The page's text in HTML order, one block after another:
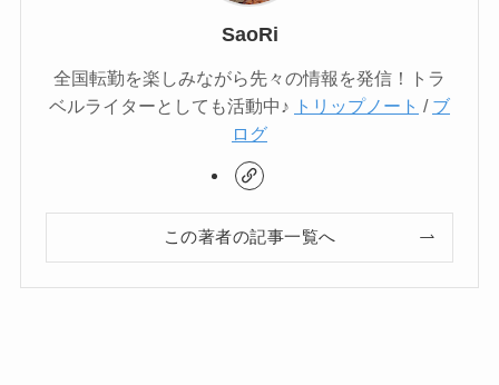
SaoRi
全国転勤を楽しみながら先々の情報を発信！トラ
ベルライターとしても活動中♪
トリップノート / ブ
ログ
この著者の記事一覧へ